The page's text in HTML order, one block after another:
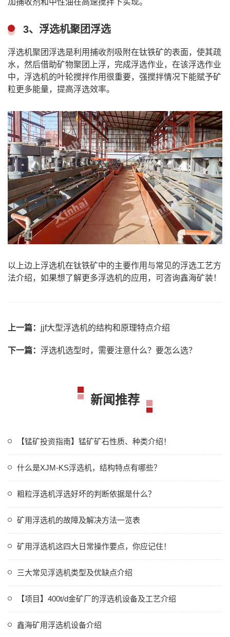
3、浮选机聚团浮选
浮选机聚团浮选是利用捕收剂吸附在钛铁矿的表面，使其疏
水，然后借助矿物聚团上浮，完成浮选作业，在该浮选作业
中，浮选机的叶轮搅拌作用很重要，强搅拌情况下能赋予矿
粒更多能量，提高浮选效率。
以上边上浮选机在钛铁矿中的主要作用与常见的浮选工艺方
法介绍，如果想了解更多浮选机的应用，可咨询鑫海矿装！
上一篇： jjf大型浮选机的结构和原理特点介绍
下一篇： 浮选机选型时，需要注意什么？要怎么选？
新闻推荐
【锰矿投资指南】锰矿矿石性质、种类介绍！
什么是XJM-KS浮选机，结构特点有哪些？
粗粒浮选机浮选好坏的判断依据是什么？
矿用浮选机的故障及解决方法一览表
矿用浮选机这四大日常操作要点，你应记住！
三大常见浮选机类型及优缺点介绍
【项目】400t/d金矿厂的浮选机设备及工艺介绍
鑫海矿用浮选机设备介绍